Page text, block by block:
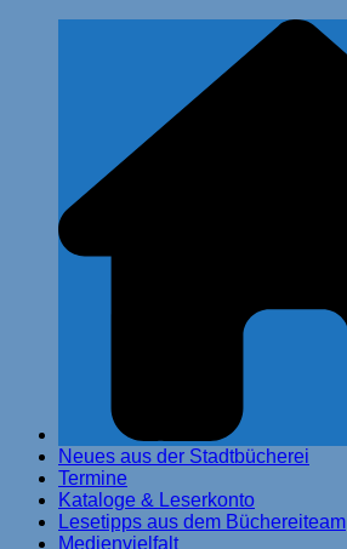
Neues aus der Stadtbücherei
Termine
Kataloge & Leserkonto
Lesetipps aus dem Büchereiteam
Medienvielfalt